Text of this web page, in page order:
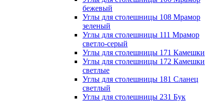
бежевый
Углы для столешницы 108 Мрамор
зеленый
Углы для столешницы 111 Мрамор
светло-серый
Углы для столешницы 171 Камешки
Углы для столешницы 172 Камешки
светлые
Углы для столешницы 181 Сланец
светлый
Углы для столешницы 231 Бук